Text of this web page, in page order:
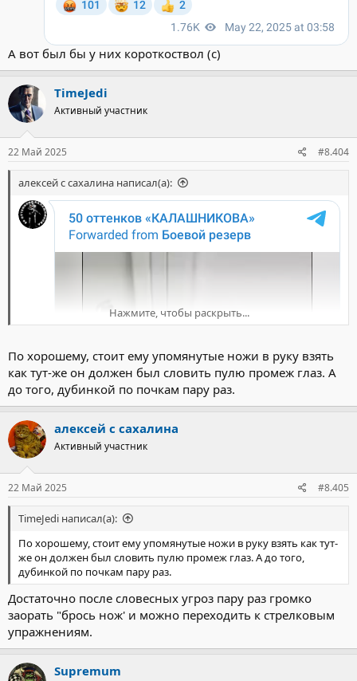
А вот был бы у них короткоствол (с)
TimeJedi
Активный участник
22 Май 2025 #8.404
алексей с сахалина написал(а):
Нажмите, чтобы раскрыть...
По хорошему, стоит ему упомянутые ножи в руку взять
как тут-же он должен был словить пулю промеж глаз. А
до того, дубинкой по почкам пару раз.
алексей с сахалина
Активный участник
22 Май 2025 #8.405
TimeJedi написал(а):
По хорошему, стоит ему упомянутые ножи в руку взять как тут-
же он должен был словить пулю промеж глаз. А до того,
дубинкой по почкам пару раз.
Достаточно после словесных угроз пару раз громко
заорать "брось нож' и можно переходить к стрелковым
упражнениям.
Supremum